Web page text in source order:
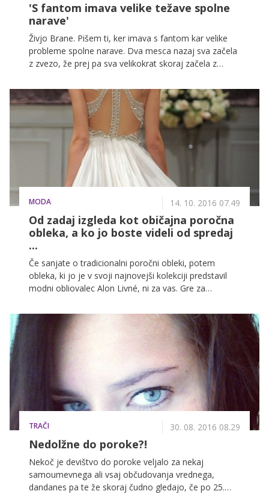
'S fantom imava velike težave spolne
narave'
Živjo Brane. Pišem ti, ker imava s fantom kar velike
probleme spolne narave. Dva mesca nazaj sva začela
z zvezo, že prej pa sva velikokrat skoraj začela z
takrat sva bila intimna samo trikrat, saj je malo
priložnosti, ko sva sama in bi lahko. Le dvakrat od
tega je bil seks v redu, saj ga jaz nisem zelo čutila in
je bil seks kar malo dolgočasen. Njemu ni uspelo priti
do vrhunca, rekel pa je, da je blizu, po menjavi
položaja tudi ni bilo nič drugače, vmes mu je celo
erekcija kar nekoliko prenehala. Tretjič pa mu ni v
celoti uspela erekcija, niti po poskusu oralnega seksa.
S tem mislim na to, da je bil penis nekoliko trd, vendar
ne zadosti. O tem sva se pogovorila in misliva, da je
problem psihične narave, saj s prejšnjimi partnericami
ni imel teh problemov. Pri prejšnjih spolnih odnosih je
bil po mojem mnenju problem v tem, da mu penis ni
otrdel popolnoma oziroma zadosti, zato je bil seks
dolgočasen. Mogoče je problem v tem, da je prvič s
punco, do katere čuti ljubezen in ga podzavestno
skrbi, kako mu bo uspelo in kako bo meni. Skrbi me,
prejšnji "neuspeli" poskus. Prosim za kakršen koli
nasvet, hvala.
MODA 14. 10. 2016 07.49
Od zadaj izgleda kot običajna poročna
obleka, a ko jo boste videli od spredaj
...
Če sanjate o tradicionalni poročni obleki, potem
obleka, ki jo je v svoji najnovejši kolekciji predstavil
modni obliovalec Alon Livné, ni za vas. Gre za
sprejele.
TRAČI 30. 08. 2016 08.29
Nedolžne do poroke?!
Nekoč je devištvo do poroke veljalo za nekaj
samoumevnega ali vsaj občudovanja vrednega,
dandanes pa te že skoraj čudno gledajo, če po 25.